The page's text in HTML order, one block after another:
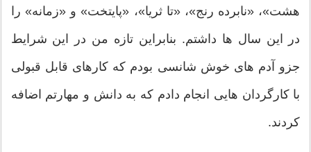
هشت»، «نابرده رنج»، «تا ثریا»، «پایتخت» و «زمانه» را
در این سال ها داشتم. بنابراین تازه من در این شرایط
جزو آدم های خوش شانسی بودم که کارهای قابل قبولی
با کارگردان هایی انجام دادم که به دانش و مهارتم اضافه
کردند.